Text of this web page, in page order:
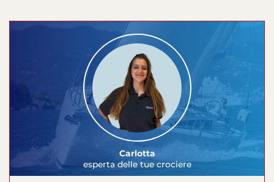
Carlotta
esperta delle tue crociere